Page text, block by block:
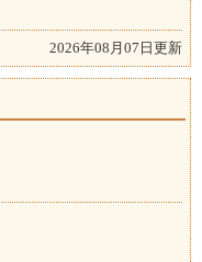
2026年08月07日更新